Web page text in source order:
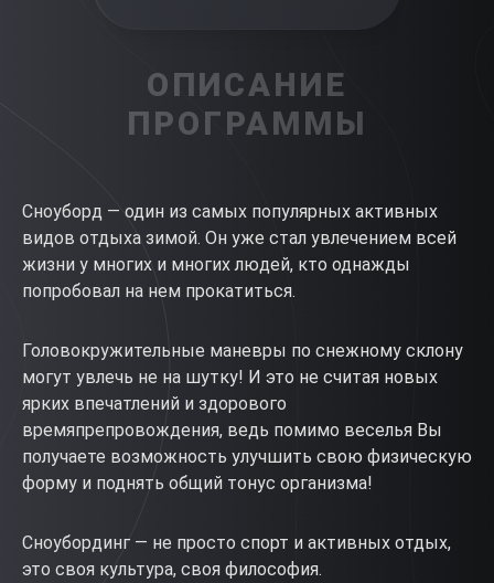
ОПИСАНИЕ
ПРОГРАММЫ
Сноуборд — один из самых популярных активных
видов отдыха зимой. Он уже стал увлечением всей
жизни у многих и многих людей, кто однажды
попробовал на нем прокатиться.
Головокружительные маневры по снежному склону
могут увлечь не на шутку! И это не считая новых
ярких впечатлений и здорового
времяпрепровождения, ведь помимо веселья Вы
получаете возможность улучшить свою физическую
форму и поднять общий тонус организма!
Сноубординг — не просто спорт и активных отдых,
это своя культура, своя философия.